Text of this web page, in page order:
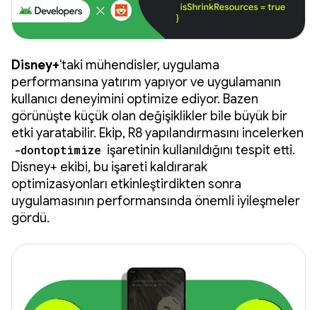
Disney+'taki mühendisler, uygulama
performansına yatırım yapıyor ve uygulamanın
kullanıcı deneyimini optimize ediyor. Bazen
görünüşte küçük olan değişiklikler bile büyük bir
etki yaratabilir. Ekip, R8 yapılandırmasını incelerken
-dontoptimize işaretinin kullanıldığını tespit etti.
Disney+ ekibi, bu işareti kaldırarak
optimizasyonları etkinleştirdikten sonra
uygulamasının performansında önemli iyileşmeler
gördü.